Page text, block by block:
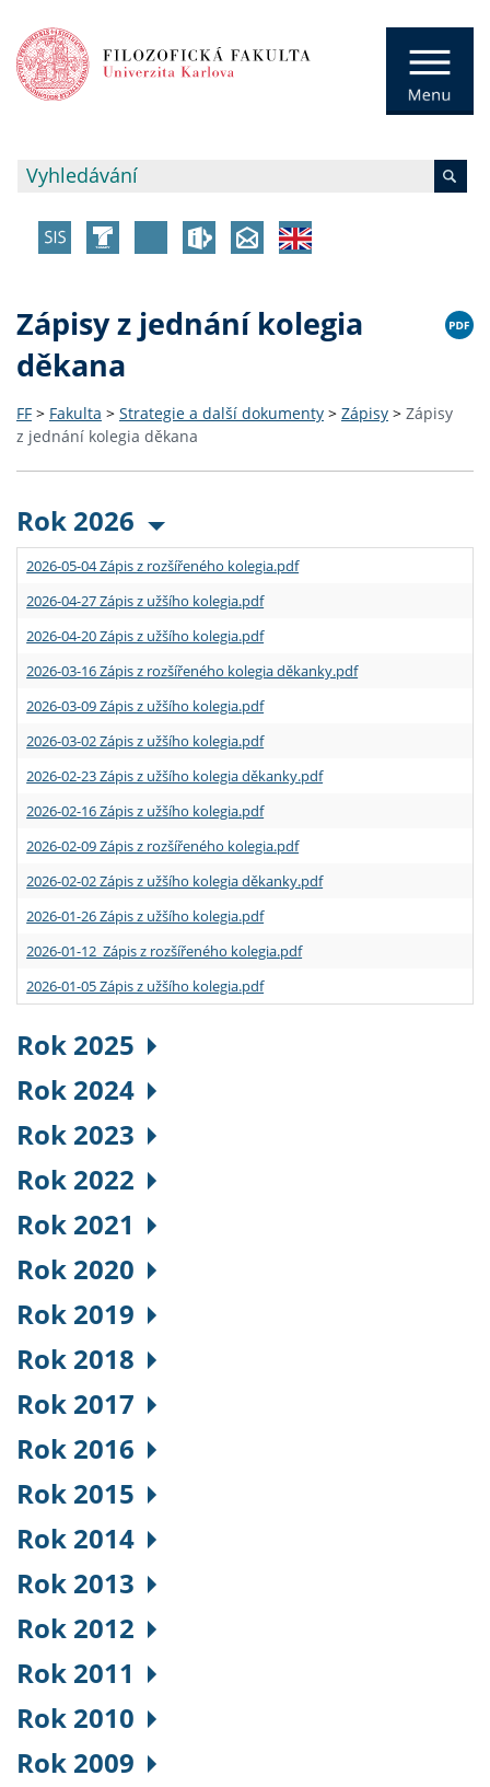
Zápisy z jednání kolegia
děkana
FF > Fakulta > Strategie a další dokumenty > Zápisy > Zápisy
z jednání kolegia děkana
Rok 2026
2026-05-04 Zápis z rozšířeného kolegia.pdf
2026-04-27 Zápis z užšího kolegia.pdf
2026-04-20 Zápis z užšího kolegia.pdf
2026-03-16 Zápis z rozšířeného kolegia děkanky.pdf
2026-03-09 Zápis z užšího kolegia.pdf
2026-03-02 Zápis z užšího kolegia.pdf
2026-02-23 Zápis z užšího kolegia děkanky.pdf
2026-02-16 Zápis z užšího kolegia.pdf
2026-02-09 Zápis z rozšířeného kolegia.pdf
2026-02-02 Zápis z užšího kolegia děkanky.pdf
2026-01-26 Zápis z užšího kolegia.pdf
2026-01-12 Zápis z rozšířeného kolegia.pdf
2026-01-05 Zápis z užšího kolegia.pdf
Rok 2025
Rok 2024
Rok 2023
Rok 2022
Rok 2021
Rok 2020
Rok 2019
Rok 2018
Rok 2017
Rok 2016
Rok 2015
Rok 2014
Rok 2013
Rok 2012
Rok 2011
Rok 2010
Rok 2009